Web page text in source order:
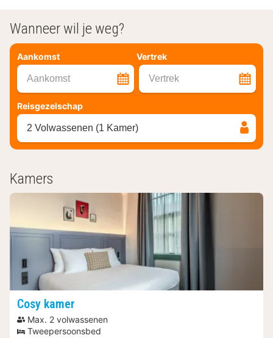
Wanneer wil je weg?
Aankomst Vertrek
Aankomst Vertrek
Reisgezelschap
2 Volwassenen (1 Kamer)
Kamers
Cosy kamer
Max. 2 volwassenen
Tweepersoonsbed